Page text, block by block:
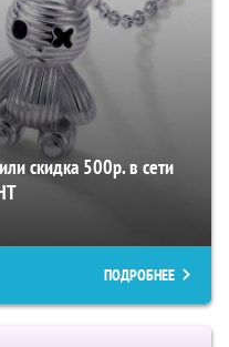
скидка 500р. в сети
ПОДРОБНЕЕ